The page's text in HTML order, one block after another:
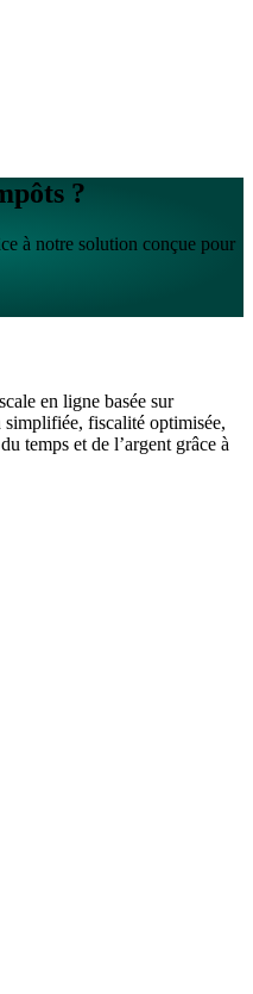
?
à notre solution conçue pour
en ligne basée sur
fiscalité optimisée,
temps et de l’argent grâce à